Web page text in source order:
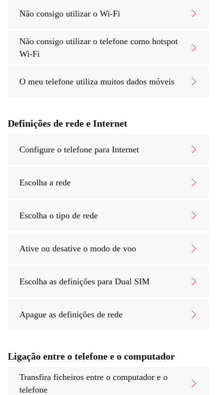
Não consigo utilizar o Wi-Fi
Não consigo utilizar o telefone como hotspot
Wi-Fi
O meu telefone utiliza muitos dados móveis
Definições de rede e Internet
Configure o telefone para Internet
Escolha a rede
Escolha o tipo de rede
Ative ou desative o modo de voo
Escolha as definições para Dual SIM
Apague as definições de rede
Ligação entre o telefone e o computador
Transfira ficheiros entre o computador e o
telefone